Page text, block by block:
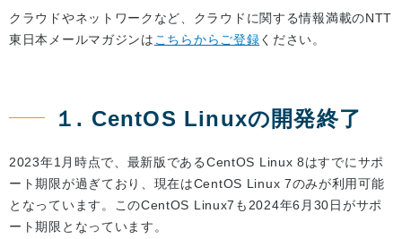
クラウドやネットワークなど、クラウドに関する情報満載のNTT
東日本メールマガジンは こちらからご登録ください。
１. CentOS Linuxの開発終了
2023年1月時点で、最新版であるCentOS Linux 8はすでにサポ
ート期限が過ぎており、現在はCentOS Linux 7のみが利用可能
となっています。このCentOS Linux7も2024年6月30日がサポ
ート期限となっています。